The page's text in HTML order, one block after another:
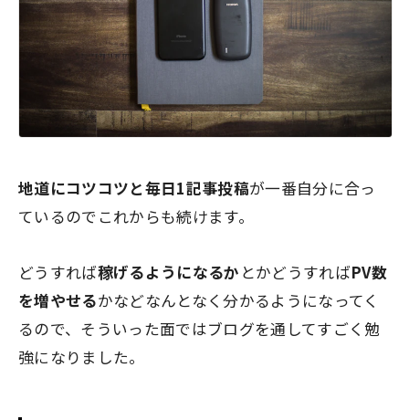
地道にコツコツと毎日1記事投稿が一番自分に合っ
ているのでこれからも続けます。
どうすれば稼げるようになるか とかどうすればPV数
を増やせるかなどなんとなく分かるようになってく
るので、そういった面ではブログを通してすごく勉
強になりました。